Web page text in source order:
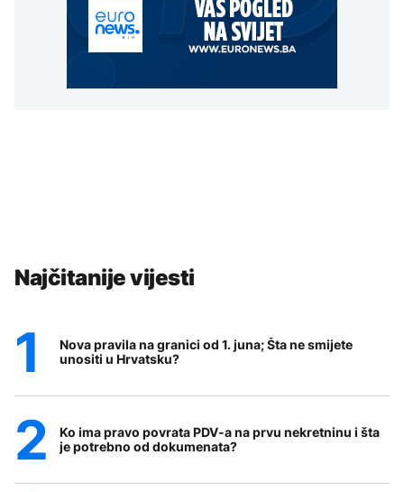
Najčitanije vijesti
Nova pravila na granici od 1. juna; Šta ne smijete
unositi u Hrvatsku?
Ko ima pravo povrata PDV-a na prvu nekretninu i šta
je potrebno od dokumenata?